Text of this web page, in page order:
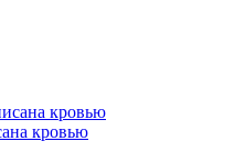
кровью